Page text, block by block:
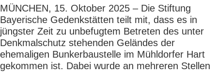
MÜNCHEN, 15. Oktober 2025 – Die Stiftung
Bayerische Gedenkstätten teilt mit, dass es in
jüngster Zeit zu unbefugtem Betreten des unter
Denkmalschutz stehenden Geländes der
ehemaligen Bunkerbaustelle im Mühldorfer Hart
gekommen ist. Dabei wurde an mehreren Stellen